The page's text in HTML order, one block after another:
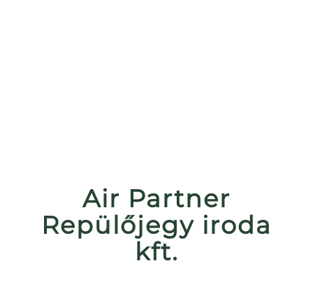
Air Partner
Repülőjegy iroda
kft.